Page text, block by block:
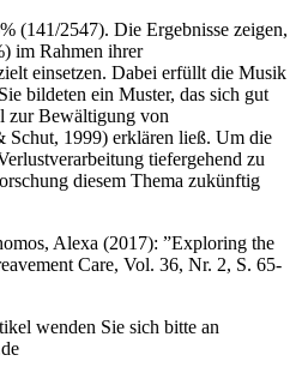
(141/2547). Die Ergebnisse zeigen,
im Rahmen ihrer
einsetzen. Dabei erfüllt die Musik
bildeten ein Muster, das sich gut
zur Bewältigung von
Schut, 1999) erklären ließ. Um die
tiefergehend zu
diesem Thema zukünftig
Alexa (2017): ”Exploring the
Care, Vol. 36, Nr. 2, S. 65-
wenden Sie sich bitte an